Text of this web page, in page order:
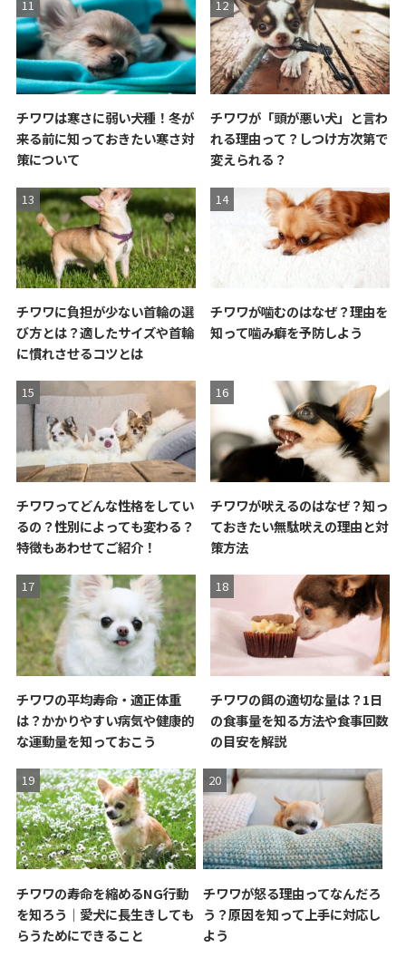
チワワは寒さに弱い犬種！冬が
来る前に知っておきたい寒さ対
策について
チワワが「頭が悪い犬」と言わ
れる理由って？しつけ方次第で
変えられる？
チワワに負担が少ない首輪の選
び方とは？適したサイズや首輪
に慣れさせるコツとは
チワワが噛むのはなぜ？理由を
知って噛み癖を予防しよう
チワワってどんな性格をしてい
るの？性別によっても変わる？
特徴もあわせてご紹介！
チワワが吠えるのはなぜ？知っ
ておきたい無駄吠えの理由と対
策方法
チワワの平均寿命・適正体重
は？かかりやすい病気や健康的
な運動量を知っておこう
チワワの餌の適切な量は？1日
の食事量を知る方法や食事回数
の目安を解説
チワワの寿命を縮めるNG行動
を知ろう｜愛犬に長生きしても
らうためにできること
チワワが怒る理由ってなんだろ
う？原因を知って上手に対応し
よう